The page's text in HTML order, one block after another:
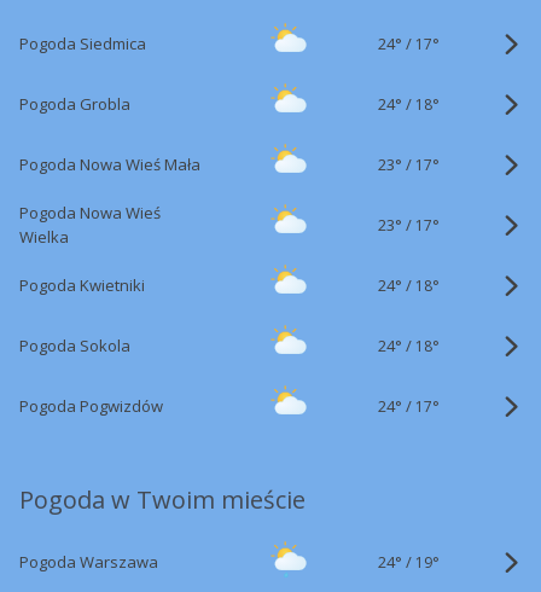
Pogoda Siedmica 24° / 17°
Pogoda Grobla 24° / 18°
Pogoda Nowa Wieś Mała 23° / 17°
Pogoda Nowa Wieś
Wielka
23° / 17°
Pogoda Kwietniki 24° / 18°
Pogoda Sokola 24° / 18°
Pogoda Pogwizdów 24° / 17°
Pogoda w Twoim mieście
Pogoda Warszawa 24° / 19°